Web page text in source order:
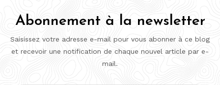
Abonnement à la newsletter
Saisissez votre adresse e-mail pour vous abonner à ce blog
et recevoir une notification de chaque nouvel article par e-
mail.